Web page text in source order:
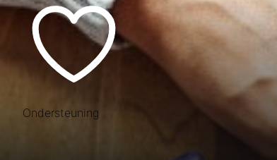
Ondersteuning